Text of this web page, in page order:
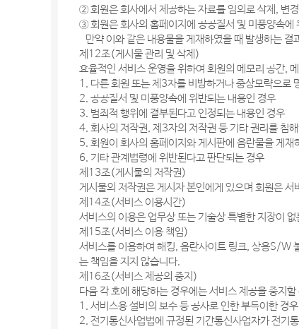
② 회원은 회사에서 제공하는 자료를 임의로 삭제, 변
③ 회원은 회사의 홈페이지에 공공질서 및 미풍양속에
만약 이와 같은 내용물을 게재하였을 때 발생하는
제12조(게시물 관리 및 삭제)
효율적인 서비스 운영을 위하여 회원의 메모리 공간,
1. 다른 회원 또는 제3자를 비방하거나 중상모략으로
2. 공공질서 및 미풍양속에 위반되는 내용인 경우
3. 범죄적 행위에 결부된다고 인정되는 내용인 경우
4. 회사의 저작권, 제3자의 저작권 등 기타 권리를 침
5. 회원이 회사의 홈페이지와 게시판에 음란물을 게
6. 기타 관계법령에 위반된다고 판단되는 경우
제13조(게시물의 저작권)
게시물의 저작권은 게시자 본인에게 있으며 회원은
제14조(서비스 이용시간)
서비스의 이용은 업무상 또는 기술상 특별한 지장이
제15조(서비스 이용 책임)
서비스를 이용하여 해킹, 음란사이트 링크, 상용S/W
는 책임을 지지 않습니다.
제16조(서비스 제공의 중지)
다음 각 호에 해당하는 경우에는 서비스 제공을 중지할
1. 서비스용 설비의 보수 등 공사로 인한 부득이한 경우
2. 전기통신사업법에 규정된 기간통신사업자가 전기